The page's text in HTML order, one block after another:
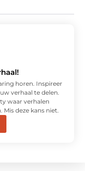
horen. Inspireer
verhaal te delen.
waar verhalen
deze kans niet.